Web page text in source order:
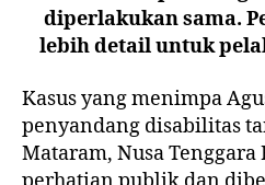
diperlakukan sama.
lebih detail untuk
Kasus yang menimpa
penyandang disabilitas
Mataram, Nusa